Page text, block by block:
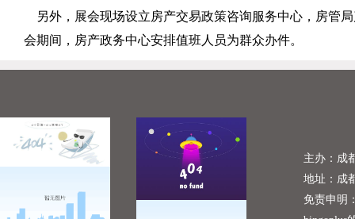
另外，展会现场设立房产交易政策咨询服务中心，房管
会期间，房产政务中心安排值班人员为群众办件。
主办：成
地址：成
免责申明